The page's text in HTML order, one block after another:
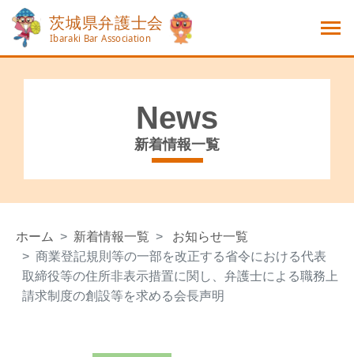
News
新着情報一覧
ホーム 新着情報一覧
お知らせ一覧
商業登記規則等の一部を改正する省令における代表
取締役等の住所非表示措置に関し、弁護士による職務上
請求制度の創設等を求める会長声明